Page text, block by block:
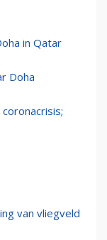
in Qatar
Doha
van vliegveld